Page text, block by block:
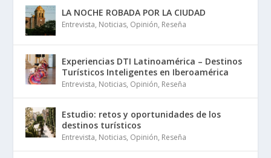
LA NOCHE ROBADA POR LA CIUDAD
Entrevista, Noticias, Opinión, Reseña
Experiencias DTI Latinoamérica – Destinos
Turísticos Inteligentes en Iberoamérica
Entrevista, Noticias, Opinión, Reseña
Estudio: retos y oportunidades de los
destinos turísticos
Entrevista, Noticias, Opinión, Reseña